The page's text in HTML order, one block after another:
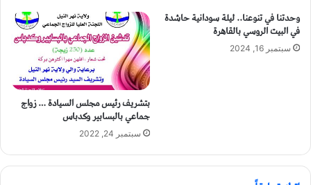
وحدتنا في تنوعنا.. ليلة سودانية حاشدة ‏
في البيت الروسي بالقاهرة
سبتمبر 16, 2024
بتشريف رئيس مجلس السيادة … زواج
جماعي بالبسابير وكدباس
سبتمبر 24, 2022